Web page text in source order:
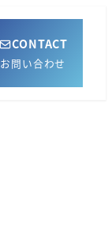
CONTACT
お問い合わせ